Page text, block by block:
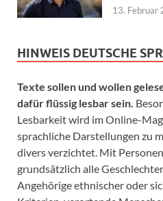
13. Februar
HINWEIS DEUTSCHE
Texte sollen und wollen
dafür flüssig lesbar sein.
Lesbarkeit wird im Online-
sprachliche Darstellungen zu
divers verzichtet. Mit
grundsätzlich alle
Angehörige ethnischer oder